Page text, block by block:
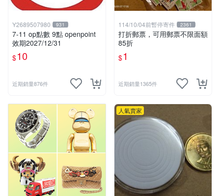
Y2689507980 931
7-11 op點數 9點 openpoint
效期2027/12/31
$10
近期銷量876件
114/10/04前暫停寄件 2361
打折郵票，可用郵票不限面額
85折
$1
近期銷量1365件
人氣賣家